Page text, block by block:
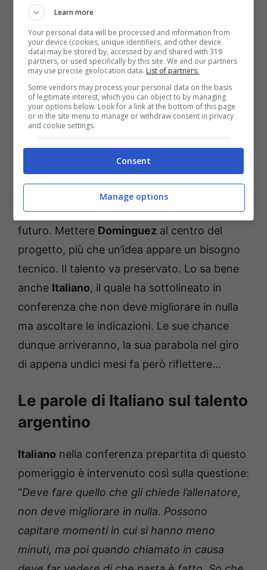
Cambiaghi
ancora sceso in campo neanche per un
minuto. Ad influire forse anche l’opportunità
apertasi negli ultimi giorni di un trasferimento
Per lo scarso minutaggio come confessato
anche dallo stesso Italiano, il giocatore sta
arriveranno, viste le tante competizioni, ma
anche perché il suo è un talento da
preservare e su cui costruire il Bologna del
futuro. Mettere Dominguez al centro del
progetto, più che un’idea appare un bisogno
tecnico. Il talento va preservato. Lo sa bene
anche Italiano, il quale ha sottolineato in
conferenza che non deve migliorare in nulla
ma ascoltare le indicazioni. Le sue chance
dunque arriveranno, la sua parabola nel giro
di appena undici mesi fa però riflettere…
Le parole di Italiano sul talento
argentino
Italiano nella conferenza prepartita di questo
pomeriggio è intervenuto così sulla questione:
“Deve fare quello che gli chiede l’allenatore,
non deve migliorare in nulla. Possono
capitare momenti in cui si hanno meno
minuti, ma poi quando chiamato in causa
Learn more
Your personal data will be processed and information from
your device (cookies, unique identifiers, and other device
data) may be stored by, accessed by and shared with 319
partners, or used specifically by this site. We and our partners
may use precise geolocation data. List of partners.
Some vendors may process your personal data on the basis
of legitimate interest, which you can object to by managing
your options below. Look for a link at the bottom of this page
or in the site menu to manage or withdraw consent in privacy
and cookie settings.
Consent
Manage options